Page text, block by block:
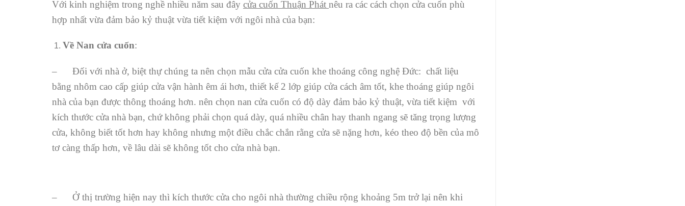
Với kinh nghiệm trong nghề nhiều năm sau đây cửa cuốn Thuận Phát nêu ra các cách chọn cửa cuốn phù
hợp nhất vừa đảm bảo kỷ thuật vừa tiết kiệm với ngôi nhà của bạn:
Về Nan cửa cuốn:
– Đối với nhà ở, biệt thự chúng ta nên chọn mẫu cửa cửa cuốn khe thoáng công nghệ Đức: chất liệu
bằng nhôm cao cấp giúp cửa vận hành êm ái hơn, thiết kế 2 lớp giúp cửa cách âm tốt, khe thoáng giúp ngôi
nhà của bạn được thông thoáng hơn. nên chọn nan cửa cuốn có độ dày đảm bảo kỷ thuật, vừa tiết kiệm với
kích thước cửa nhà bạn, chứ không phải chọn quá dày, quá nhiều chân hay thanh ngang sẽ tăng trọng lượng
cửa, không biết tốt hơn hay không nhưng một điều chắc chắn rằng cửa sẽ nặng hơn, kéo theo độ bền của mô
tơ càng thấp hơn, về lâu dài sẽ không tốt cho cửa nhà bạn.
– Ở thị trường hiện nay thì kích thước cửa cho ngôi nhà thường chiều rộng khoảng 5m trở lại nên khi